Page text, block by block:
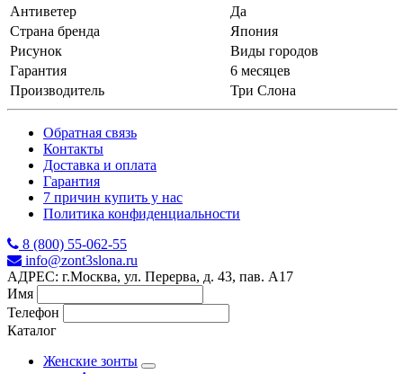
Антиветер
Да
Страна бренда
Япония
Рисунок
Виды городов
Гарантия
6 месяцев
Производитель
Три Слона
Обратная связь
Контакты
Доставка и оплата
Гарантия
7 причин купить у нас
Политика конфиденциальности
8 (800) 55-062-55
info@zont3slona.ru
АДРЕС: г.Москва, ул. Перерва, д. 43, пав. А17
Имя
Телефон
Каталог
Женские зонты